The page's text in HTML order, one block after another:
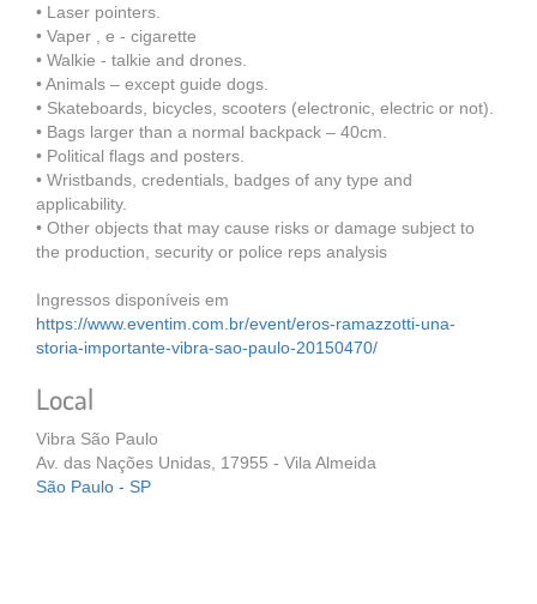
• Laser pointers.
• Vaper , e - cigarette
• Walkie - talkie and drones.
• Animals – except guide dogs.
• Skateboards, bicycles, scooters (electronic, electric or not).
• Bags larger than a normal backpack – 40cm.
• Political flags and posters.
• Wristbands, credentials, badges of any type and
applicability.
• Other objects that may cause risks or damage subject to
the production, security or police reps analysis
Ingressos disponíveis em
https://www.eventim.com.br/event/eros-ramazzotti-una-
storia-importante-vibra-sao-paulo-20150470/
Local
Vibra São Paulo
Av. das Nações Unidas, 17955 - Vila Almeida
São Paulo - SP